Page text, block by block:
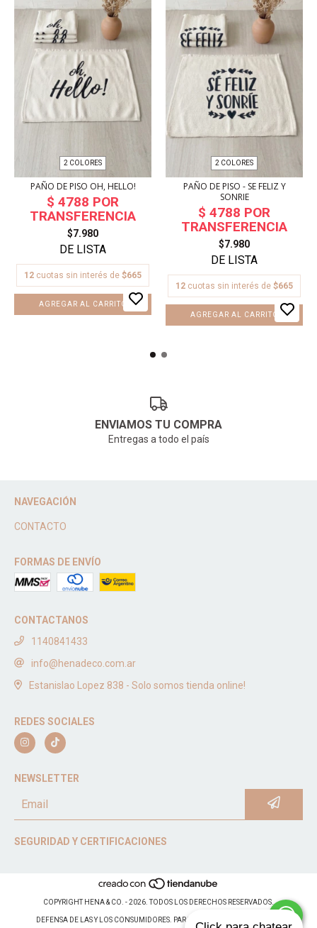
2 COLORES
PAÑO DE PISO OH, HELLO!
$7.980
12 cuotas sin interés de $665
AGREGAR AL CARRITO
2 COLORES
PAÑO DE PISO - SE FELIZ Y
SONRIE
$7.980
12 cuotas sin interés de $665
AGREGAR AL CARRITO
ENVIAMOS TU COMPRA
Entregas a todo el país
NAVEGACIÓN
CONTACTO
FORMAS DE ENVÍO
CONTACTANOS
1140841433
info@henadeco.com.ar
Estanislao Lopez 838 - Solo somos tienda online!
REDES SOCIALES
NEWSLETTER
SEGURIDAD Y CERTIFICACIONES
COPYRIGHT HENA & CO. - 2026. TODOS LOS DERECHOS RESERVADOS.
DEFENSA DE LAS Y LOS CONSUMIDORES. PARA RECLAMOS